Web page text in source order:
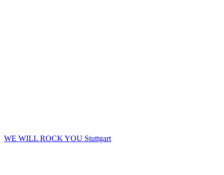
WE WILL ROCK YOU Stuttgart